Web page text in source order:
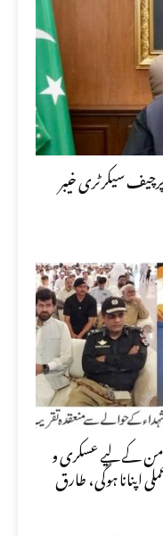
موقع پرچیف سیکرٹری خیبر
کے لیے عسکری و